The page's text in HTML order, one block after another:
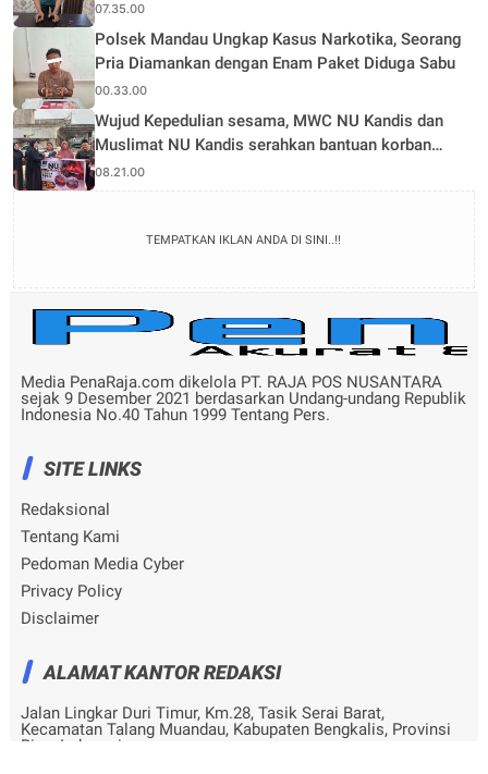
07.35.00
Polsek Mandau Ungkap Kasus Narkotika, Seorang
Pria Diamankan dengan Enam Paket Diduga Sabu
00.33.00
Wujud Kepedulian sesama, MWC NU Kandis dan
Muslimat NU Kandis serahkan bantuan korban
musibah kebakaran
08.21.00
TEMPATKAN IKLAN ANDA DI SINI..!!
Media PenaRaja.com dikelola PT. RAJA POS NUSANTARA
sejak 9 Desember 2021 berdasarkan Undang-undang Republik
Indonesia No.40 Tahun 1999 Tentang Pers.
SITE LINKS
Redaksional
Tentang Kami
Pedoman Media Cyber
Privacy Policy
Disclaimer
ALAMAT KANTOR REDAKSI
Jalan Lingkar Duri Timur, Km.28, Tasik Serai Barat,
Kecamatan Talang Muandau, Kabupaten Bengkalis, Provinsi
Riau, Indonesia